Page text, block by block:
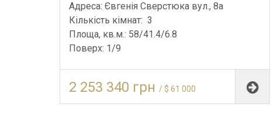
Адреса: Євгенія Сверстюка вул., 8а
Кількість кімнат: 3
Площа, кв.м.: 58/41.4/6.8
Поверх: 1/9
2 253 340 грн / $ 61 000